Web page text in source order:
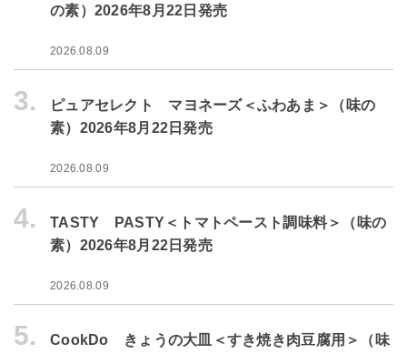
の素）2026年8月22日発売
2026.08.09
3.
ピュアセレクト マヨネーズ＜ふわあま＞（味の
素）2026年8月22日発売
2026.08.09
4.
TASTY PASTY＜トマトペースト調味料＞（味の
素）2026年8月22日発売
2026.08.09
5.
CookDo きょうの大皿＜すき焼き肉豆腐用＞（味